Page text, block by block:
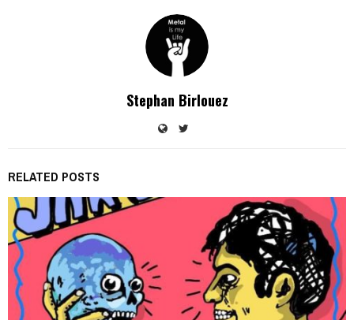
Stephan Birlouez
RELATED POSTS